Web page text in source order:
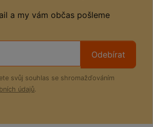
a my vám občas pošleme
Odebírat
svůj souhlas se shromažďováním
údajů.